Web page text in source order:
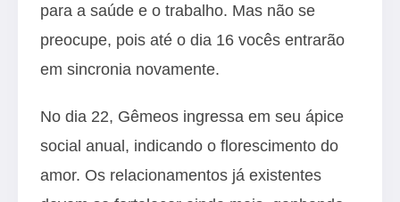
para a saúde e o trabalho. Mas não se
preocupe, pois até o dia 16 vocês entrarão
em sincronia novamente.
No dia 22, Gêmeos ingressa em seu ápice
social anual, indicando o florescimento do
amor. Os relacionamentos já existentes